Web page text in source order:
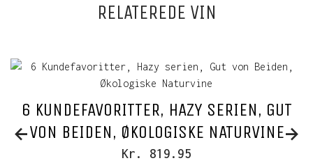
RELATEREDE VIN
6 KUNDEFAVORITTER, HAZY SERIEN, GUT
VON BEIDEN, ØKOLOGISKE NATURVINE
Kr. 819.95